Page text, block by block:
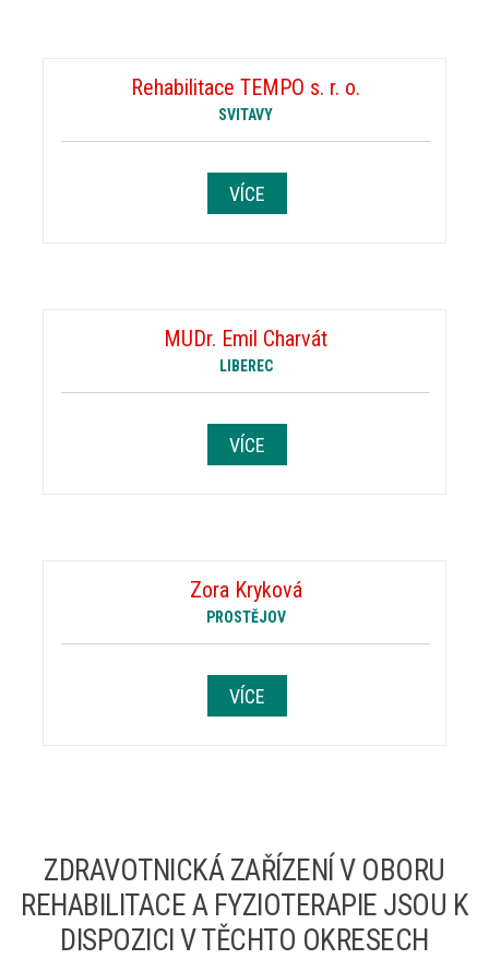
Rehabilitace TEMPO s. r. o.
SVITAVY
VÍCE
MUDr. Emil Charvát
LIBEREC
VÍCE
Zora Kryková
PROSTĚJOV
VÍCE
ZDRAVOTNICKÁ ZAŘÍZENÍ V OBORU
REHABILITACE A FYZIOTERAPIE JSOU K
DISPOZICI V TĚCHTO OKRESECH